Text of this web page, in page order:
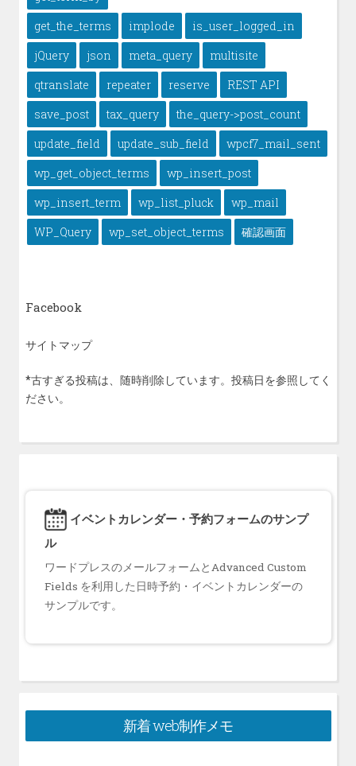
get_the_terms
implode
is_user_logged_in
jQuery
json meta_query
multisite
qtranslate
repeater reserve
REST API
save_post
tax_query
the_query->post_count
update_field
update_sub_field
wpcf7_mail_sent
wp_get_object_terms
wp_insert_post
wp_insert_term
wp_list_pluck
wp_mail
WP_Query
wp_set_object_terms 確認画面
Facebook
サイトマップ
*古すぎる投稿は、随時削除しています。投稿日を参照してく
ださい。
イベントカレンダー・予約フォームのサンプ
ル
ワードプレスのメールフォームとAdvanced Custom
Fields を利用した日時予約・イベントカレンダーの
サンプルです。
新着 web制作メモ